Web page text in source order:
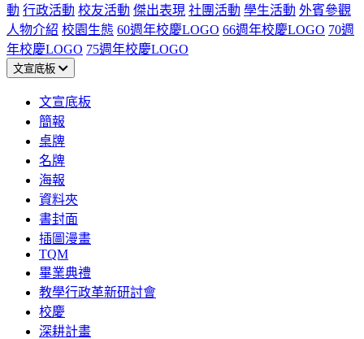
動 行政活動 校友活動 傑出表現 社團活動 學生活動 外賓參觀
人物介紹 校園生態 60週年校慶LOGO 66週年校慶LOGO 70週
年校慶LOGO 75週年校慶LOGO
文宣底板
文宣底板
簡報
桌牌
名牌
海報
資料夾
書封面
插圖漫畫
TQM
畢業典禮
教學行政革新研討會
校慶
深耕計畫